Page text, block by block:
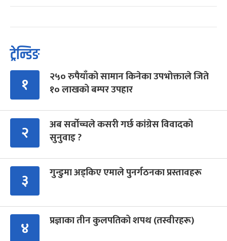
ट्रेन्डिङ
१
२५० रुपैयाँको सामान किनेका उपभोक्ताले जिते
१० लाखको बम्पर उपहार
२
अब सर्वोच्चले कसरी गर्छ कांग्रेस विवादको
सुनुवाइ ?
३ गुन्डुमा अड्किए एमाले पुनर्गठनका प्रस्तावहरू
४ प्रज्ञाका तीन कुलपतिको शपथ (तस्वीरहरू)